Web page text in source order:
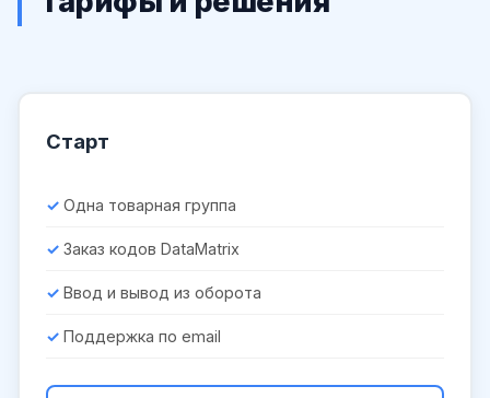
Старт
Одна товарная группа
Заказ кодов DataMatrix
Ввод и вывод из оборота
Поддержка по email